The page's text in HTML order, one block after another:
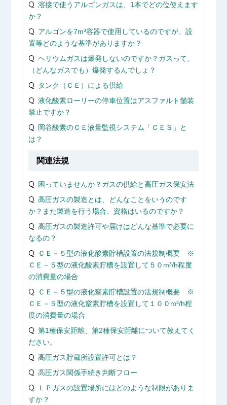
溶接で使うアルゴンガスは、1本でどの位使えます
か？
アルゴンを7m³容器で使用しているのですが、設
置等どのような基準がありますか？
ヘリウムガスは爆発しないのですか？ガスって、
（どんなガスでも）爆発するんでしょ？
タンク（ＣＥ）による供給
液化酸素ローリーの停車位置はアスファルト舗装
禁止ですか？
岡谷酸素のＣＥ液量監視システム「ＣＥＳ」と
は？
関連法規
困っていませんか？ガスの供給と高圧ガス保安法
高圧ガスの製造とは、どんなことをいうのです
か？また製造を行う場合、資格はいるのですか？
高圧ガスの製造許可や届けはどんな基準で必要に
なるの？
ＣＥ－５型の液化酸素貯槽設置の法規制概要 ※
ＣＥ－５型の液化酸素貯槽を設置して５０m³/h程度
の消費量の場合
ＣＥ－５型の液化窒素貯槽設置の法規制概要 ※
ＣＥ－５型の液化窒素貯槽を設置して１００m³/h程
度の消費量の場合
第1種保安距離、第2種保安距離について教えてく
ださい。
高圧ガス貯蔵所設置許可とは？
高圧ガス関係手続き判断フロー
ＬＰガスの設置場所にはどのような制限がありま
すか？